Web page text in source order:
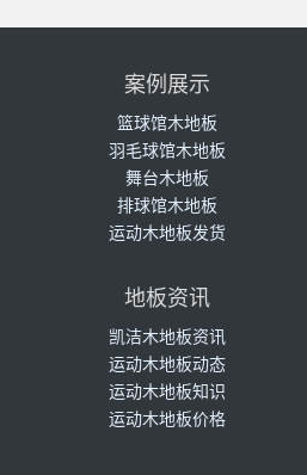
案例展示
篮球馆木地板
羽毛球馆木地板
舞台木地板
排球馆木地板
运动木地板发货
地板资讯
凯洁木地板资讯
运动木地板动态
运动木地板知识
运动木地板价格